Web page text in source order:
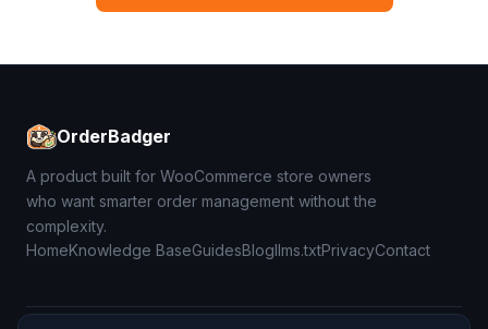
OrderBadger
A product built for WooCommerce store owners
who want smarter order management without the
complexity.
HomeKnowledge BaseGuidesBlogllms.txtPrivacyContact